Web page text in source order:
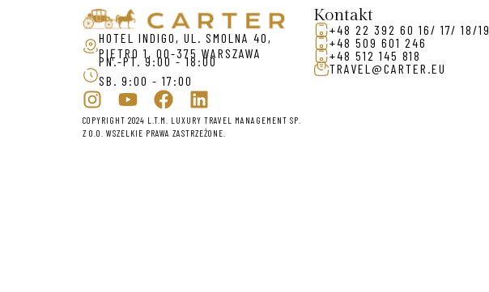
HOTEL INDIGO, UL. SMOLNA 40,
PIĘTRO 1, 00-375 WARSZAWA
PN.-PT. 9:00 - 18:00
SB. 9:00 - 17:00
COPYRIGHT 2024 L.T.M. LUXURY TRAVEL MANAGEMENT SP.
Z O.O. WSZELKIE PRAWA ZASTRZEŻONE.
Kontakt
+48 22 392 60 16/ 17/ 18/19
+48 509 601 246
+48 512 145 818
TRAVEL@CARTER.EU